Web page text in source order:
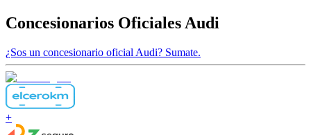
Concesionarios Oficiales Audi
¿Sos un concesionario oficial Audi? Sumate.
+